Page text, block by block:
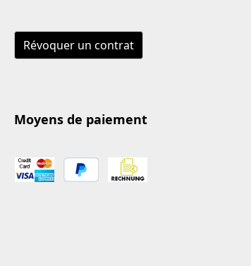
Révoquer un contrat
Moyens de paiement